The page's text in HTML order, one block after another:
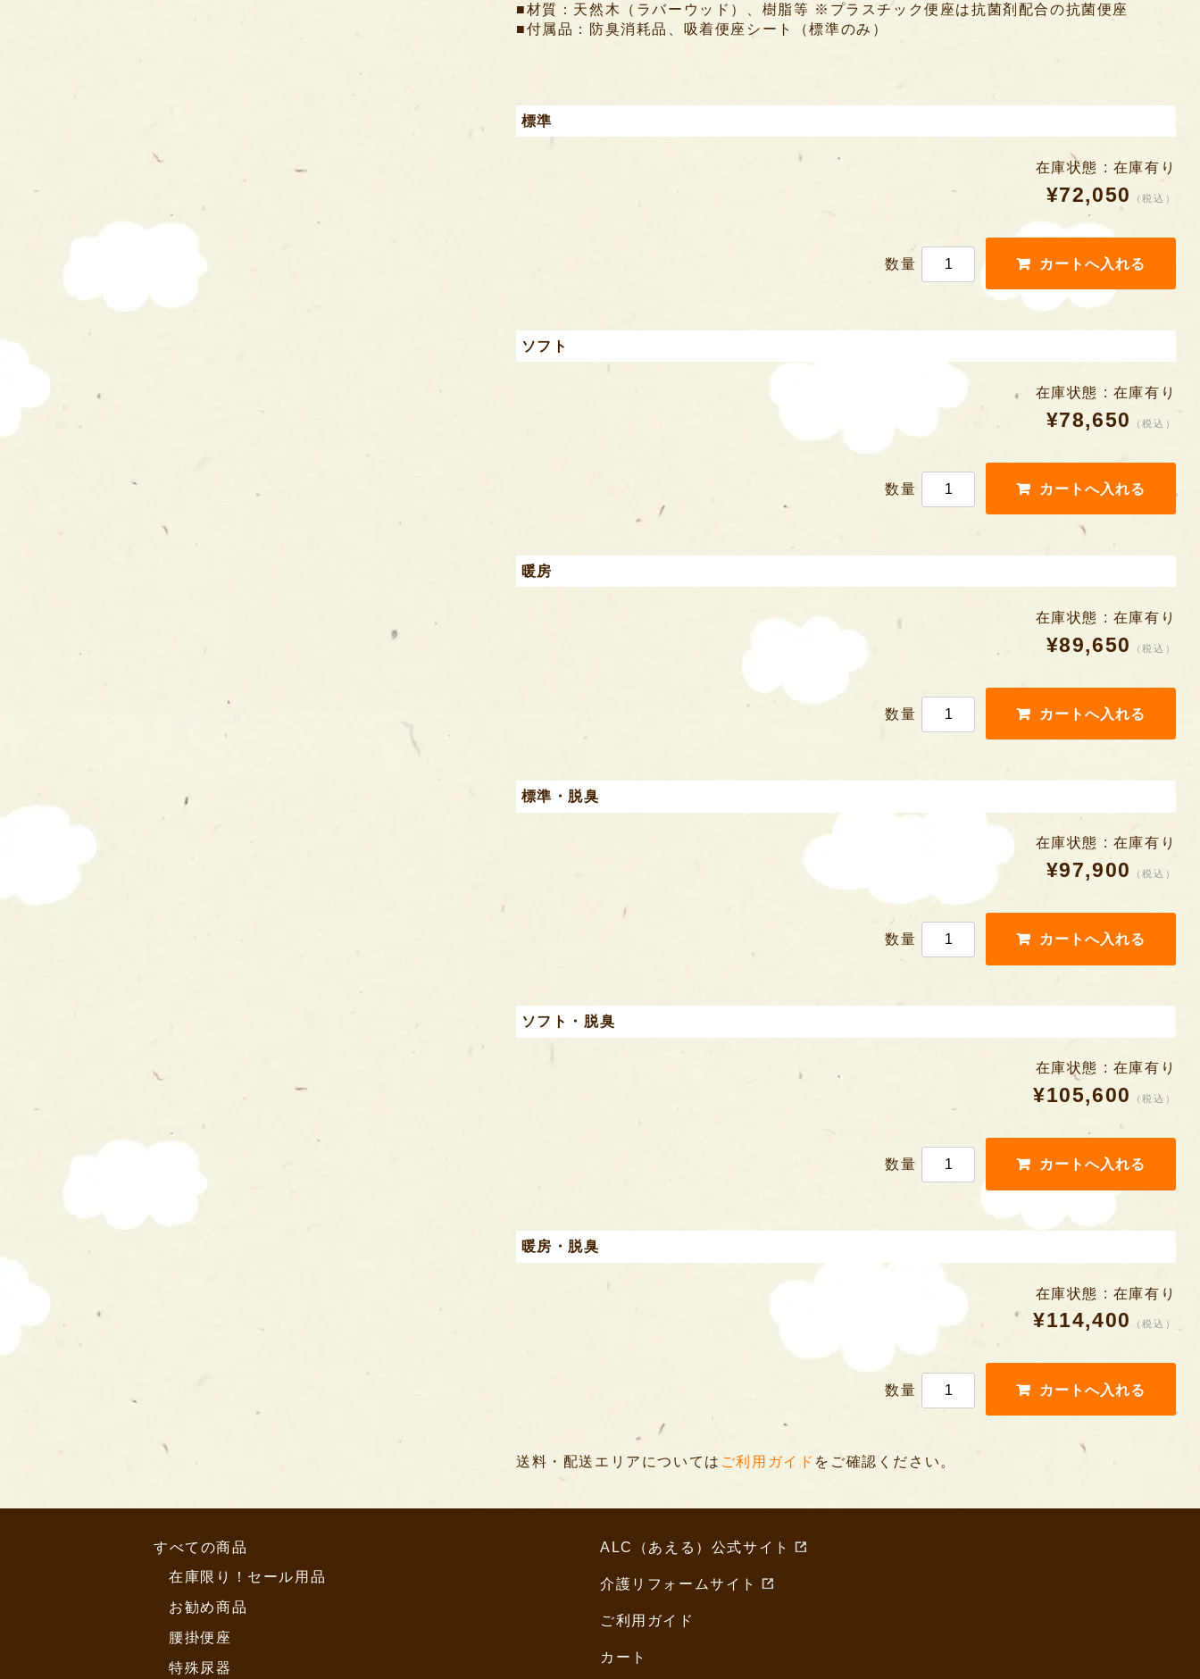
■材質：天然木（ラバーウッド）、樹脂等 ※プラスチック便座は抗菌剤配合の抗菌便座
■付属品：防臭消耗品、吸着便座シート（標準のみ）
標準
在庫状態 : 在庫有り
¥72,050 （税込）
数量
ソフト
在庫状態 : 在庫有り
¥78,650 （税込）
数量
暖房
在庫状態 : 在庫有り
¥89,650 （税込）
数量
標準・脱臭
在庫状態 : 在庫有り
¥97,900 （税込）
数量
ソフト・脱臭
在庫状態 : 在庫有り
¥105,600 （税込）
数量
暖房・脱臭
在庫状態 : 在庫有り
¥114,400 （税込）
数量
送料・配送エリアについては ご利用ガイド をご確認ください。
すべての商品
在庫限り！セール用品
お勧め商品
腰掛便座
特殊尿器
ALC（あえる）公式サイト
介護リフォームサイト
ご利用ガイド
カート